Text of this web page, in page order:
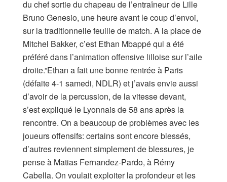
du chef sortie du chapeau de l’entraîneur de Lille
Bruno Genesio, une heure avant le coup d’envoi,
sur la traditionnelle feuille de match. A la place de
Mitchel Bakker, c’est Ethan Mbappé qui a été
préféré dans l’animation offensive lilloise sur l’aile
droite.”Ethan a fait une bonne rentrée à Paris
(défaite 4-1 samedi, NDLR) et j’avais envie aussi
d’avoir de la percussion, de la vitesse devant,
s’est expliqué le Lyonnais de 58 ans après la
rencontre. On a beaucoup de problèmes avec les
joueurs offensifs: certains sont encore blessés,
d’autres reviennent simplement de blessures, je
pense à Matias Fernandez-Pardo, à Rémy
Cabella. On voulait exploiter la profondeur et les